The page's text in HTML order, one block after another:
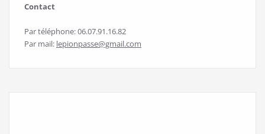
Contact
Par téléphone: 06.07.91.16.82
Par mail: lepionpasse@gmail.com